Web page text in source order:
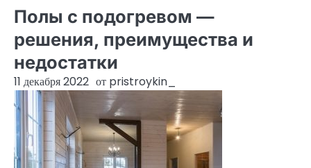
Полы с подогревом —
решения, преимущества и
недостатки
11 декабря 2022 от pristroykin_